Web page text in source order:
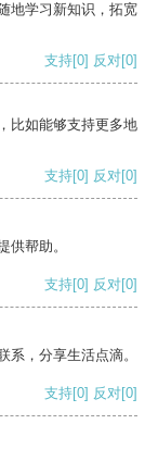
地学习新知识，拓宽
支持[0] 反对[0]
比如能够支持更多地
支持[0] 反对[0]
供帮助。
支持[0] 反对[0]
，分享生活点滴。
支持[0] 反对[0]